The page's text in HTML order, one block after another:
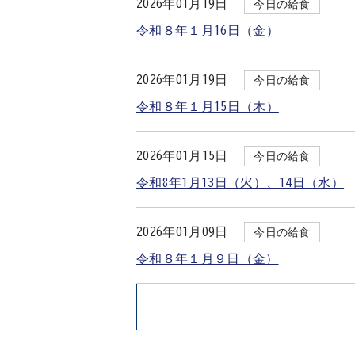
2026年01月19日 今日の給食
令和８年１月16日（金）
2026年01月19日 今日の給食
令和８年１月15日（木）
2026年01月15日 今日の給食
令和8年1月13日（火）、14日（水）
2026年01月09日 今日の給食
令和８年１月９日（金）